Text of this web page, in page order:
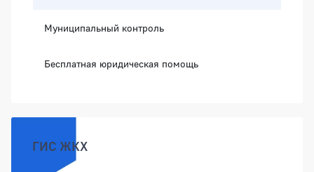
Муниципальный контроль
Бесплатная юридическая помощь
ГИС ЖКХ